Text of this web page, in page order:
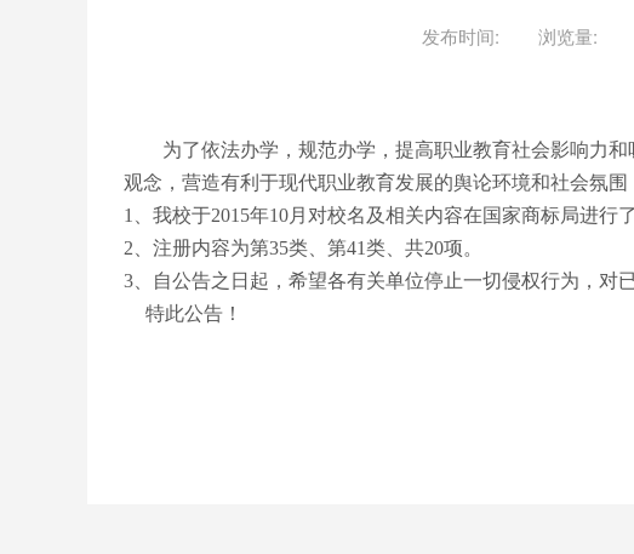
发布时间: 浏览量:
为了依法办学，规范办学，提高职业教育社会影响力和
观念，营造有利于现代职业教育发展的舆论环境和社会氛
1、我校于2015年10月对校名及相关内容在国家商标局进行
2、注册内容为第35类、第41类、共20项。
3、自公告之日起，希望各有关单位停止一切侵权行为，对
特此公告！